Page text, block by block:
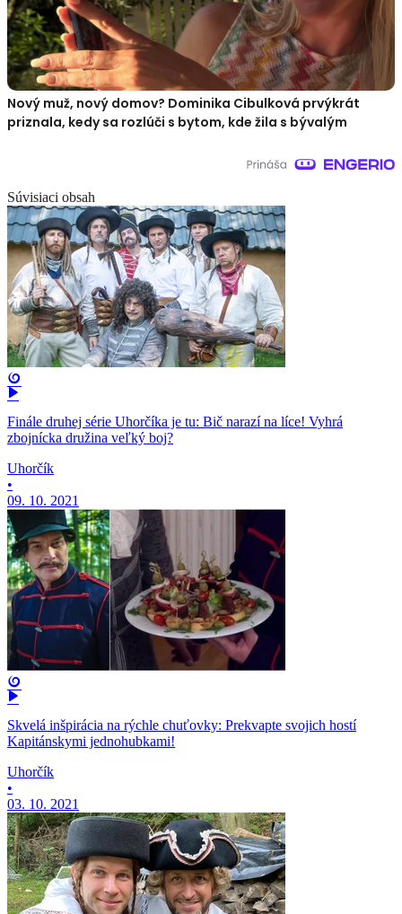
Nový muž, nový domov? Dominika Cibulková prvýkrát
priznala, kedy sa rozlúči s bytom, kde žila s bývalým
Súvisiaci obsah
Finále druhej série Uhorčíka je tu: Bič narazí na líce! Vyhrá
zbojnícka družina veľký boj?
Uhorčík
•
09. 10. 2021
Skvelá inšpirácia na rýchle chuťovky: Prekvapte svojich hostí
Kapitánskymi jednohubkami!
Uhorčík
•
03. 10. 2021